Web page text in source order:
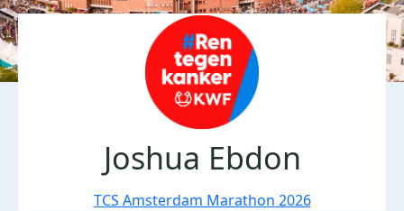
Joshua Ebdon
TCS Amsterdam Marathon 2026